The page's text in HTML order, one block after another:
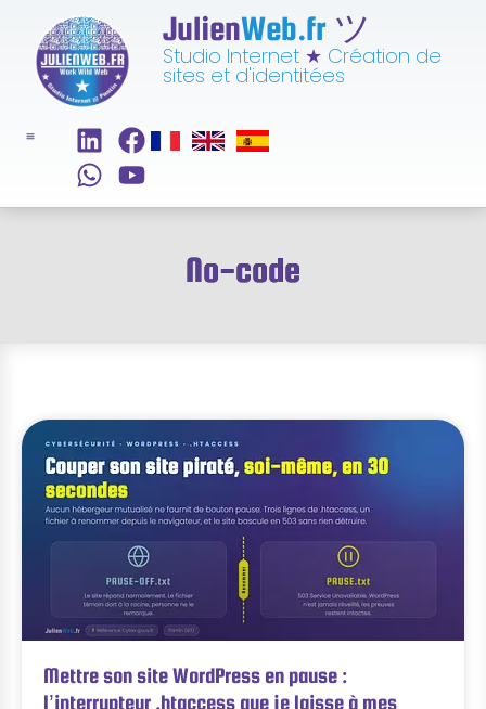
JulienWeb.fr ツ
Studio Internet ★ Création de
sites et d'identitées
No-code
Mettre son site WordPress en pause :
l’interrupteur .htaccess que je laisse à mes